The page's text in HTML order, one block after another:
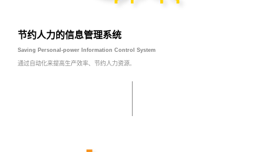
节约人力的信息管理系统
Saving Personal-power Information Control System
通过自动化来提高生产效率、节约人力资源。